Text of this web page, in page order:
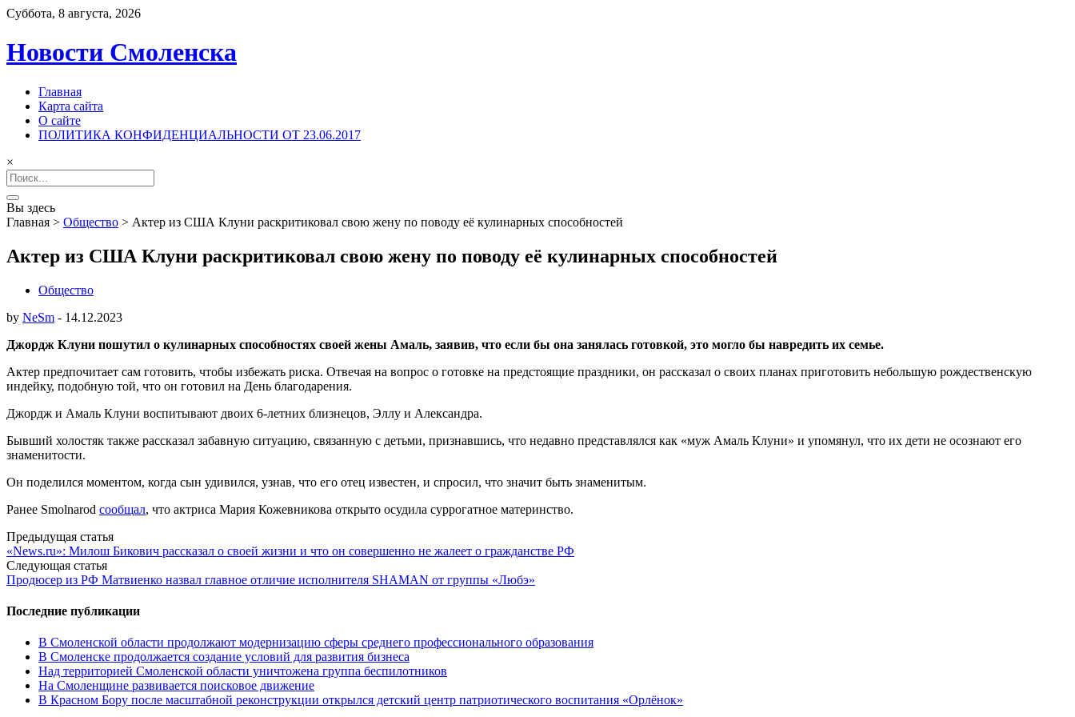
Суббота, 8 августа, 2026
Новости Смоленска
Главная
Карта сайта
О сайте
ПОЛИТИКА КОНФИДЕНЦИАЛЬНОСТИ ОТ 23.06.2017
×
Search
for:
Вы здесь
Главная > Общество > Актер из США Клуни раскритиковал свою жену по поводу её кулинарных способностей
Актер из США Клуни раскритиковал свою жену по поводу её кулинарных способностей
Общество
by NeSm - 14.12.2023
Джордж Клуни пошутил о кулинарных способностях своей жены Амаль, заявив, что если бы она занялась готовкой, это могло бы навредить их семье.
Актер предпочитает сам готовить, чтобы избежать риска. Отвечая на вопрос о готовке на предстоящие праздники, он рассказал о своих планах приготовить небольшую рождественскую
индейку, подобную той, что он готовил на День благодарения.
Джордж и Амаль Клуни воспитывают двоих 6-летних близнецов, Эллу и Александра.
Бывший холостяк также рассказал забавную ситуацию, связанную с детьми, признавшись, что недавно представлялся как «муж Амаль Клуни» и упомянул, что их дети не осознают его
знаменитости.
Он поделился моментом, когда сын удивился, узнав, что его отец известен, и спросил, что значит быть знаменитым.
Ранее Smolnarod сообщал, что актриса Мария Кожевникова открыто осудила суррогатное материнство.
Post
navigation
Предыдущая статья
«News.ru»: Милош Бикович рассказал о своей жизни и что он совершенно не жалеет о гражданстве РФ
Следующая статья
Продюсер из РФ Матвиенко назвал главное отличие исполнителя SHAMAN от группы «Любэ»
Последние публикации
В Смоленской области продолжают модернизацию сферы среднего профессионального образования
В Смоленске продолжается создание условий для развития бизнеса
Над территорией Смоленской области уничтожена группа беспилотников
На Смоленщине развивается поисковое движение
В Красном Бору после масштабной реконструкции открылся детский центр патриотического воспитания «Орлёнок»